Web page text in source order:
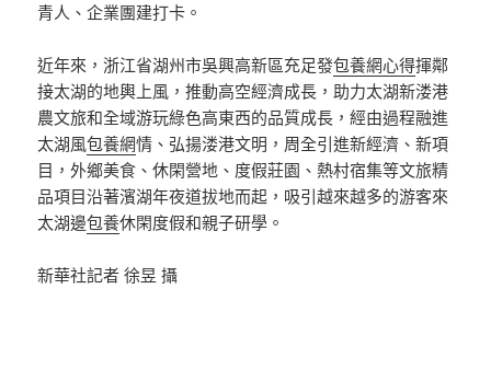
青人、企業團建打卡。
近年來，浙江省湖州市吳興高新區充足發包養網心得揮鄰
接太湖的地輿上風，推動高空經濟成長，助力太湖新溇港
農文旅和全域游玩綠色高東西的品質成長，經由過程融進
太湖風包養網情、弘揚溇港文明，周全引進新經濟、新項
目，外鄉美食、休閑營地、度假莊園、熱村宿集等文旅精
品項目沿著濱湖年夜道拔地而起，吸引越來越多的游客來
太湖邊包養休閑度假和親子研學。
新華社記者 徐昱 攝